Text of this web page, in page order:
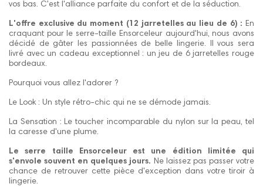
vos bas. C'est l'alliance parfaite du confort et de la séduction.
L'offre exclusive du moment (12 jarretelles au lieu de 6) : En
craquant pour le serre-taille Ensorceleur aujourd'hui, nous avons
décidé de gâter les passionnées de belle lingerie. Il vous sera
livré avec un cadeau exceptionnel : un jeu de 6 jarretelles rouge
bordeaux.
Pourquoi vous allez l'adorer ?
Le Look : Un style rétro-chic qui ne se démode jamais.
La Sensation : Le toucher incomparable du nylon sur la peau, tel
la caresse d'une plume.
Le serre taille Ensorceleur est une édition limitée qui
s'envole souvent en quelques jours. Ne laissez pas passer votre
chance de retrouver cette pièce d'exception dans votre tiroir à
lingerie.